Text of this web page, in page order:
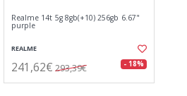
Realme 14t 5g 8gb(+10) 256gb 6.67"
purple
REALME
241,62€ 293,39€ - 18%